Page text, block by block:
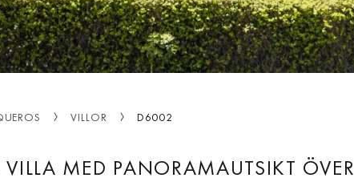
VILLOR D6002
MED PANORAMAUTSIKT ÖVER